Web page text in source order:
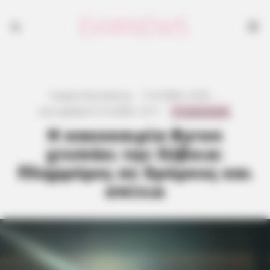
Η κακοκαιρία Byron
χτυπάει την Εύβοια:
Πλημμύρες σε δρόμους και
σπίτια